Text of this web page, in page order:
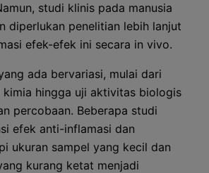
studi klinis pada manusia
diperlukan penelitian lebih lanjut
efek-efek ini secara in vivo.
ada bervariasi, mulai dari
kimia hingga uji aktivitas biologis
percobaan. Beberapa studi
efek anti-inflamasi dan
ukuran sampel yang kecil dan
kurang ketat menjadi